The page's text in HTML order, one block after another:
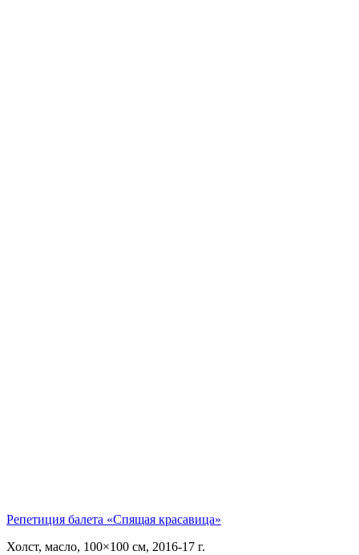
Репетиция балета «Спящая красавица»
Холст, масло, 100×100 см, 2016-17 г.